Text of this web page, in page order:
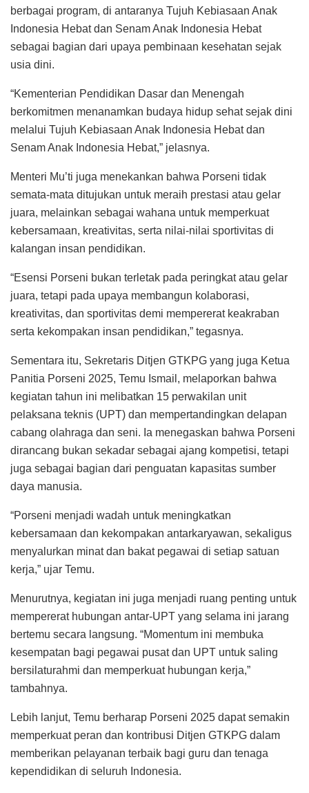
berbagai program, di antaranya Tujuh Kebiasaan Anak
Indonesia Hebat dan Senam Anak Indonesia Hebat
sebagai bagian dari upaya pembinaan kesehatan sejak
usia dini.
“Kementerian Pendidikan Dasar dan Menengah
berkomitmen menanamkan budaya hidup sehat sejak dini
melalui Tujuh Kebiasaan Anak Indonesia Hebat dan
Senam Anak Indonesia Hebat,” jelasnya.
Menteri Mu’ti juga menekankan bahwa Porseni tidak
semata-mata ditujukan untuk meraih prestasi atau gelar
juara, melainkan sebagai wahana untuk memperkuat
kebersamaan, kreativitas, serta nilai-nilai sportivitas di
kalangan insan pendidikan.
“Esensi Porseni bukan terletak pada peringkat atau gelar
juara, tetapi pada upaya membangun kolaborasi,
kreativitas, dan sportivitas demi mempererat keakraban
serta kekompakan insan pendidikan,” tegasnya.
Sementara itu, Sekretaris Ditjen GTKPG yang juga Ketua
Panitia Porseni 2025, Temu Ismail, melaporkan bahwa
kegiatan tahun ini melibatkan 15 perwakilan unit
pelaksana teknis (UPT) dan mempertandingkan delapan
cabang olahraga dan seni. Ia menegaskan bahwa Porseni
dirancang bukan sekadar sebagai ajang kompetisi, tetapi
juga sebagai bagian dari penguatan kapasitas sumber
daya manusia.
“Porseni menjadi wadah untuk meningkatkan
kebersamaan dan kekompakan antarkaryawan, sekaligus
menyalurkan minat dan bakat pegawai di setiap satuan
kerja,” ujar Temu.
Menurutnya, kegiatan ini juga menjadi ruang penting untuk
mempererat hubungan antar-UPT yang selama ini jarang
bertemu secara langsung. “Momentum ini membuka
kesempatan bagi pegawai pusat dan UPT untuk saling
bersilaturahmi dan memperkuat hubungan kerja,”
tambahnya.
Lebih lanjut, Temu berharap Porseni 2025 dapat semakin
memperkuat peran dan kontribusi Ditjen GTKPG dalam
memberikan pelayanan terbaik bagi guru dan tenaga
kependidikan di seluruh Indonesia.